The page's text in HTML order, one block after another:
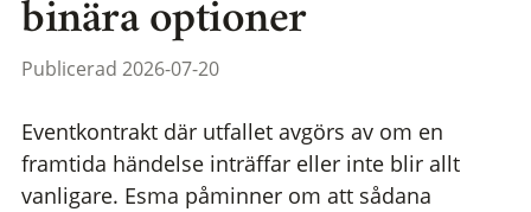
binära optioner
Publicerad 2026-07-20
Eventkontrakt där utfallet avgörs av om en
framtida händelse inträffar eller inte blir allt
vanligare. Esma påminner om att sådana